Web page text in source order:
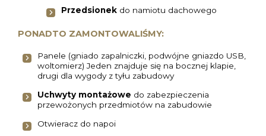
Przedsionek do namiotu dachowego
PONADTO ZAMONTOWALIŚMY:
Panele (gniado zapalniczki, podwójne gniazdo USB,
woltomierz) Jeden znajduje się na bocznej klapie,
drugi dla wygody z tyłu zabudowy
Uchwyty montażowe do zabezpieczenia
przewożonych przedmiotów na zabudowie
Otwieracz do napoi